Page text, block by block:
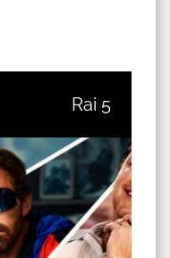
Rai 5